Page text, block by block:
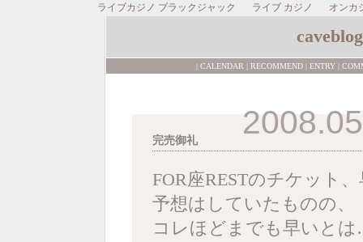
ライブカジノ ブラックジャック ライブ カジノ オンカ
caveblog
| CALENDAR | RECOMMEND| ENTRY|
完売御礼
FOR座RESTのチケット
予想はしていたものの、
コレほどまでも早いと